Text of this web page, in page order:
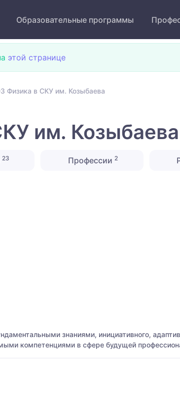
Образовательные программы
этой странице
Физика в СКУ им. Козыбаева
им. Козыбаева
23 Профессии 2
знаниями, инициативного,
компетенциями в сфере будущей